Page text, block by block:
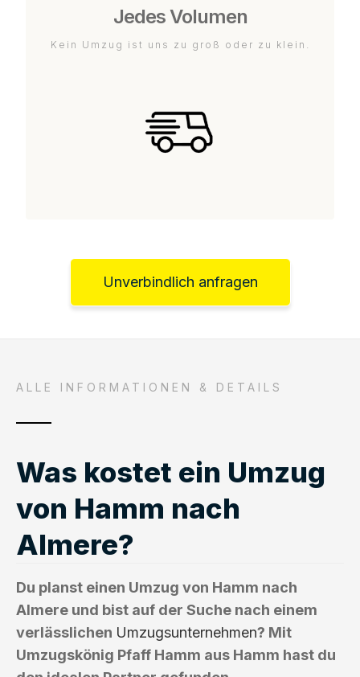
Jedes Volumen
Kein Umzug ist uns zu groß oder zu klein.
Unverbindlich anfragen
ALLE INFORMATIONEN & DETAILS
Was kostet ein Umzug
von Hamm nach
Almere?
Du planst einen Umzug von Hamm nach
Almere und bist auf der Suche nach einem
verlässlichen Umzugsunternehmen? Mit
Umzugskönig Pfaff Hamm aus Hamm hast du